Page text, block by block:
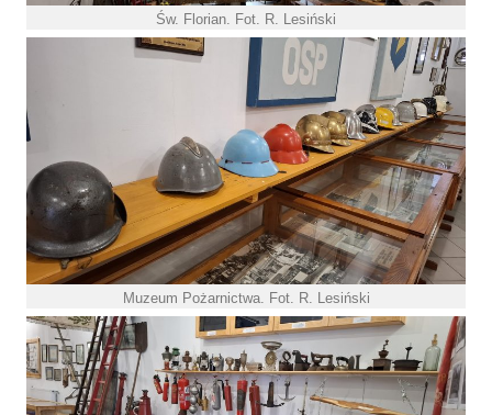
Św. Florian. Fot. R. Lesiński
Muzeum Pożarnictwa. Fot. R. Lesiński